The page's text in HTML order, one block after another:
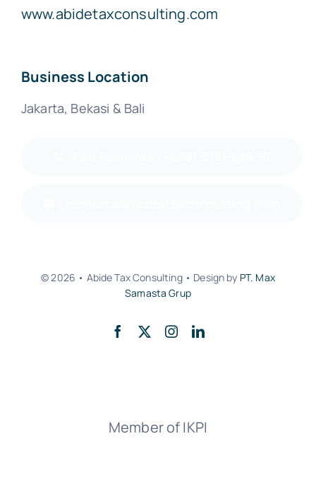
www.abidetaxconsulting.com
Business Location
Jakarta, Bekasi & Bali
© 2026 • Abide Tax Consulting • Design by PT. Max
Samasta Grup
Member of IKPI